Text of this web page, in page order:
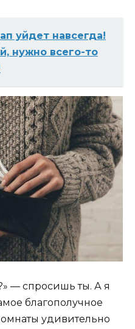
уйдет навсегда!
нужно всего-то
— спросишь ты. А я
благополучное
удивительно